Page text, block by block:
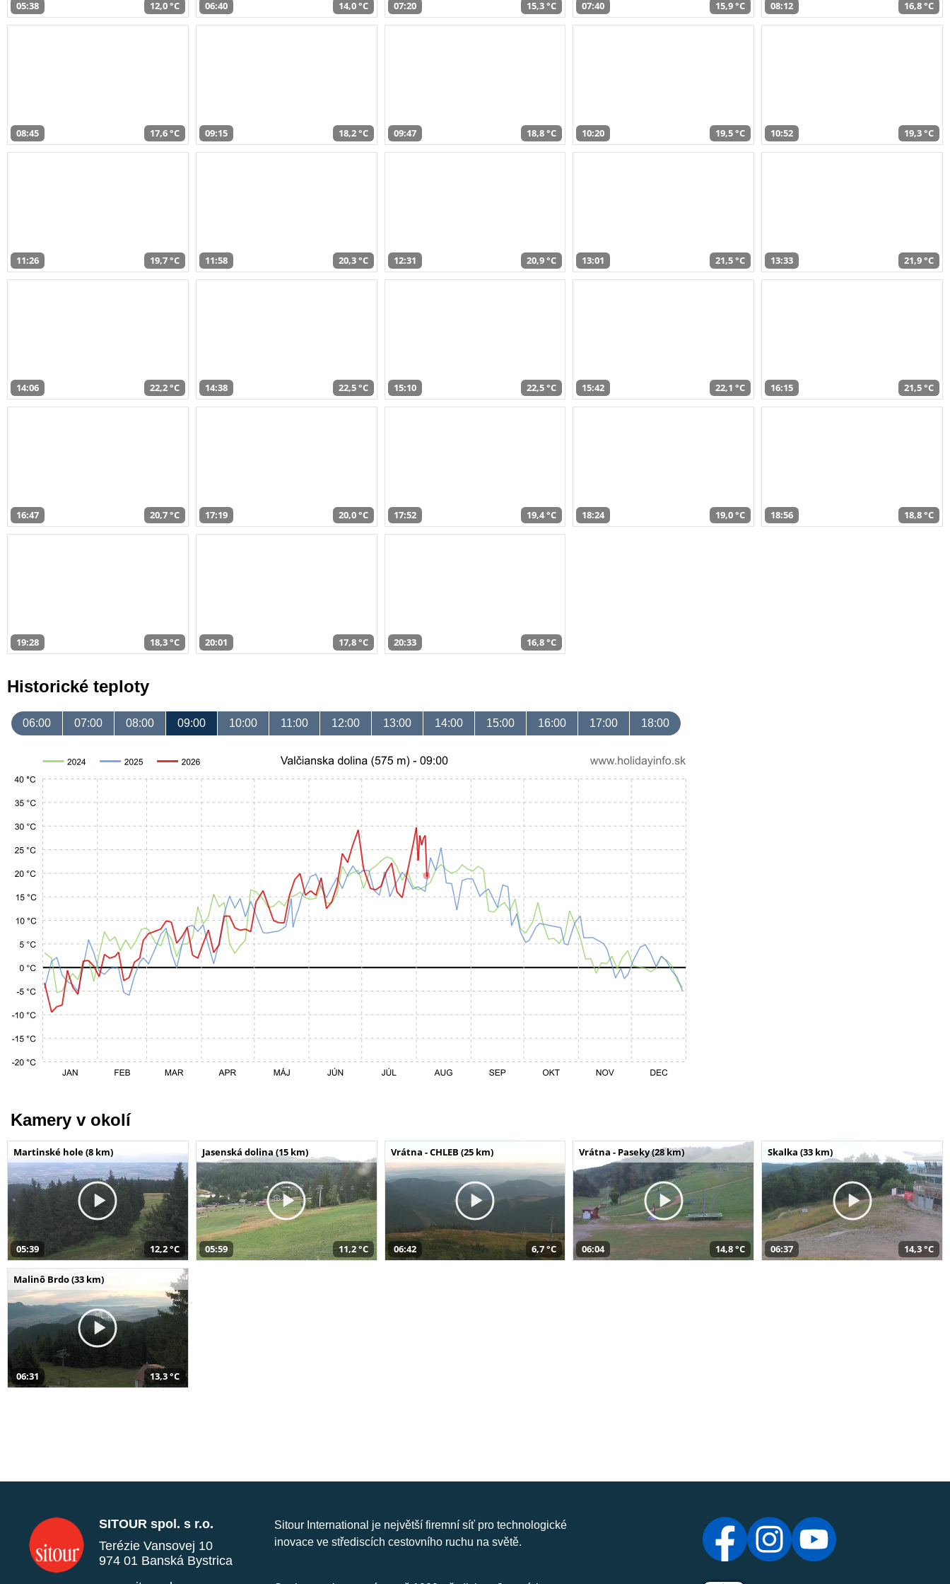
05:38 12,0 °C 06:40 14,0 °C 07:20 15,3 °C 07:40 15,9 °C 08:12 16,8 °C
08:45 17,6 °C 09:15 18,2 °C 09:47 18,8 °C 10:20 19,5 °C 10:52 19,3 °C
11:26 19,7 °C 11:58 20,3 °C 12:31 20,9 °C 13:01 21,5 °C 13:33 21,9 °C
14:06 22,2 °C 14:38 22,5 °C 15:10 22,5 °C 15:42 22,1 °C 16:15 21,5 °C
16:47 20,7 °C 17:19 20,0 °C 17:52 19,4 °C 18:24 19,0 °C 18:56 18,8 °C
19:28 18,3 °C 20:01 17,8 °C 20:33 16,8 °C
Historické teploty
06:00 07:00 08:00 09:00 10:00 11:00 12:00 13:00 14:00 15:00 16:00 17:00 18:00
Kamery v okolí
Martinské hole (8 km)
05:39 12,2 °C
Jasenská dolina (15 km)
05:59 11,2 °C
Vrátna - CHLEB (25 km)
06:42 6,7 °C
Vrátna - Paseky (28 km)
06:04 14,8 °C
Skalka (33 km)
06:37 14,3 °C
Malinô Brdo (33 km)
06:31 13,3 °C
SITOUR spol. s r.o.
Terézie Vansovej 10
974 01 Banská Bystrica
Sitour International je největší firemní síť pro technologické
inovace ve střediscích cestovního ruchu na světě.